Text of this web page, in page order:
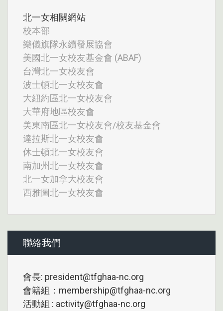
北一女相關網站
校本部
樂儀旗隊永續發展協會
美國北一女校友基金會 (ABAF)
台灣北一女校友會
波士頓北一女校友會
大紐約區北一女校友會
大華府地區校友會
美東南區北一女校友會/校友基金會
達拉斯北一女校友會
休士頓北一女校友會
南加州北一女校友會
北一女加拿大校友會
西雅圖北一女校友會
聯絡我們
會長: president@tfghaa-nc.org
會籍組：membership@tfghaa-nc.org
活動組 : activity@tfghaa-nc.org